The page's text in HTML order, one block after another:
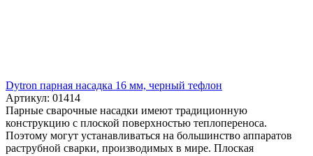
Dytron парная насадка 16 мм, черный тефлон
Артикул: 01414
Парные сварочные насадки имеют традиционную
конструкцию с плоской поверхностью теплопереноса.
Поэтому могут устанавливаться на большинство аппаратов
раструбной сварки, производимых в мире. Плоская